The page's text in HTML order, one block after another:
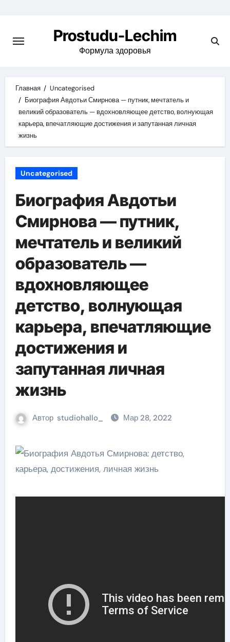
содержимому
Prostudu-Lechim
Формула здоровья
Главная
Uncategorised
Биография Авдотьи Смирнова — путник, мечтатель и
великий образователь — вдохновляющее детство, волнующая
карьера, впечатляющие достижения и запутанная личная
жизнь
Uncategorised
Биография Авдотьи
Смирнова — путник,
мечтатель и великий
образователь —
вдохновляющее
детство, волнующая
карьера, впечатляющие
достижения и
запутанная личная
жизнь
Автор studiohallo_ Мар 28, 2022